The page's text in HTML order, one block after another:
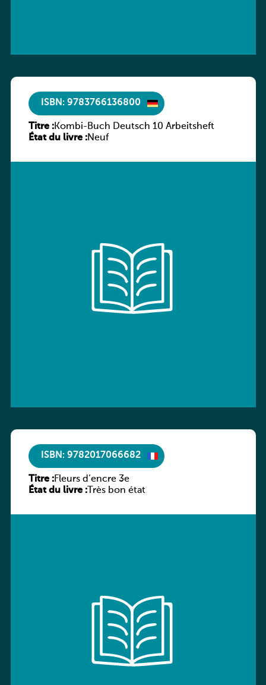
ISBN: 9783766136800
Titre :Kombi-Buch Deutsch 10 Arbeitsheft
État du livre :Neuf
ISBN: 9782017066682
Titre :Fleurs d’encre 3e
État du livre :Très bon état